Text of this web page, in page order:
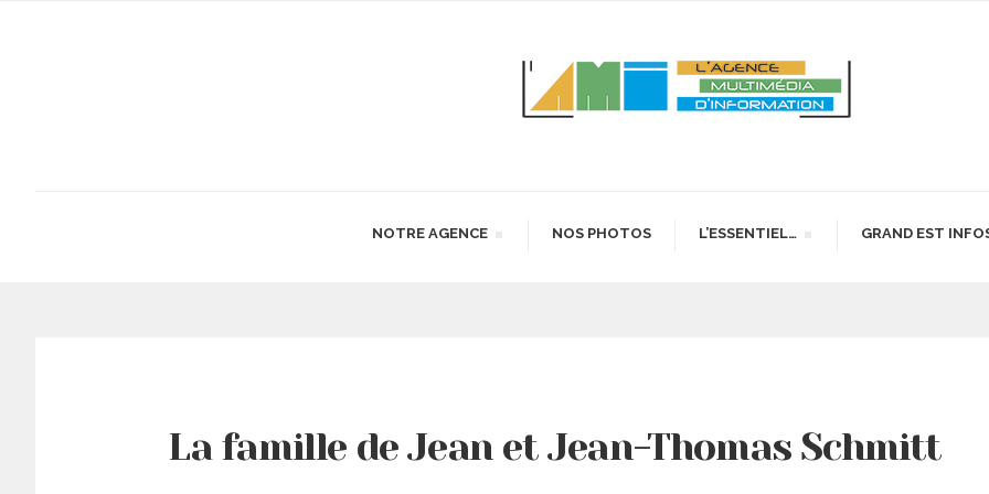
NOTRE AGENCE NOS PHOTOS L’ESSENTIEL… GRAND EST
La famille de Jean et Jean-Thomas Schmitt